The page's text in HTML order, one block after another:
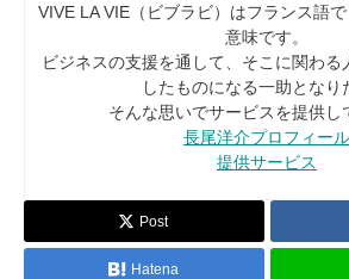
VIVE LA VIE（ビブラビ）はフランス語
意味です。
ビジネスの支援を通して、そこに関わる
したものになる一助となり
そんな思いでサービスを提供し
長尾洋介プロフィール
提供サービス
Post
Hatena